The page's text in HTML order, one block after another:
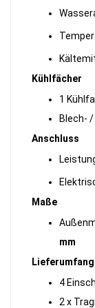
Kühlfächer
1
Blech-
Anschluss
Maße
mm
Lieferumfang
4
2 x